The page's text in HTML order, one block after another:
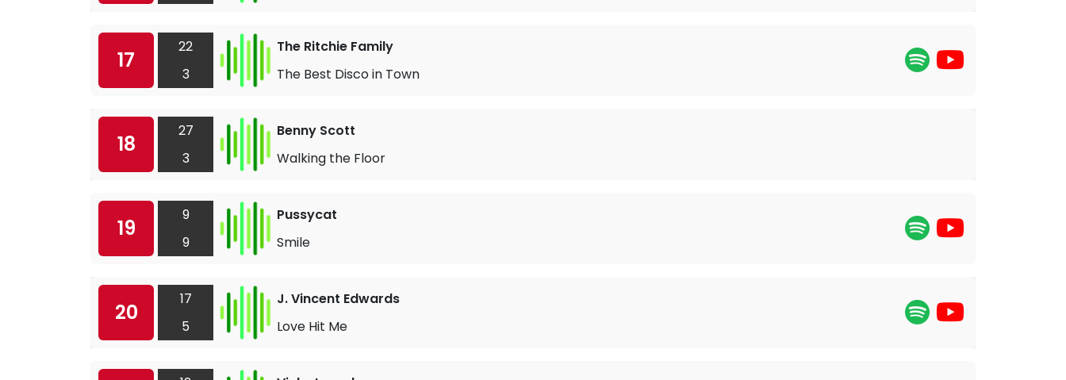
17
22
3
The Ritchie Family
The Best Disco in Town
18
27
3
Benny Scott
Walking the Floor
19
9
9
Pussycat
Smile
20
17
5
J. Vincent Edwards
Love Hit Me